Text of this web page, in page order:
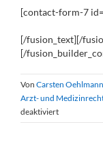
[contact-form-7
[/fusion_text][/
[/
Von Carsten Oehlmann
Arzt- und
deaktiviertfür
Notwendige